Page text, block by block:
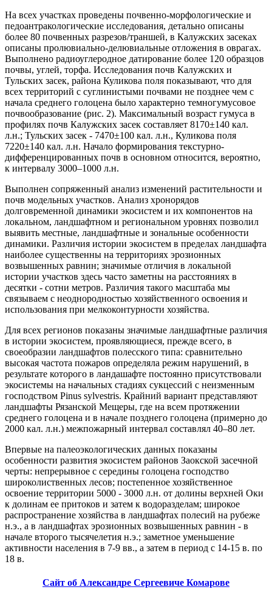
На всех участках проведены почвенно-морфологические и
педоантракологические исследования, детально описаны
более 80 почвенных разрезов/траншей, в Калужских засеках
описаны пролювиально-делювиальные отложения в оврагах.
Выполнено радиоуглеродное датирование более 120 образцов
почвы, углей, торфа. Исследования почв Калужских и
Тульских засек, района Куликова поля показывают, что для
всех территорий с суглинистыми почвами не позднее чем с
начала среднего голоцена было характерно темногумусовое
почвообразование (рис. 2). Максимальный возраст гумуса в
профилях почв Калужских засек составляет 8170±140 кал.
л.н.; Тульских засек - 7470±100 кал. л.н., Куликова поля
7220±140 кал. л.н. Начало формирования текстурно-
дифференцированных почв в основном относится, вероятно,
к интервалу 3000–1000 л.н.
Выполнен сопряженный анализ изменений растительности и
почв модельных участков. Анализ хронорядов
долговременной динамики экосистем и их компонентов на
локальном, ландшафтном и региональном уровнях позволил
выявить местные, ландшафтные и зональные особенности
динамики. Различия истории экосистем в пределах ландшафта
наиболее существенны на территориях эрозионных
возвышенных равнин; значимые отличия в локальной
истории участков здесь часто заметны на расстояниях в
десятки - сотни метров. Различия такого масштаба мы
связываем с неоднородностью хозяйственного освоения и
использования при мелкоконтурности хозяйства.
Для всех регионов показаны значимые ландшафтные различия
в истории экосистем, проявляющиеся, прежде всего, в
своеобразии ландшафтов полесского типа: сравнительно
высокая частота пожаров определяла режим нарушений, в
результате которого в ландашафте постоянно присутствовали
экосистемы на начальных стадиях сукцессий с неизменным
господством Pinus sylvestris. Крайний вариант представляют
ландшафты Рязанской Мещеры, где на всем протяжении
среднего голоцена и в начале позднего голоцена (примерно до
2000 кал. л.н.) межпожарный интервал составлял 40–80 лет.
Впервые на палеоэкологических данных показаны
особенности развития экосистем районов Заокской засечной
черты: непрерывное с середины голоцена господство
широколиственных лесов; постепенное хозяйственное
освоение территории 5000 - 3000 л.н. от долины верхней Оки
к долинам ее притоков и затем к водоразделам; широкое
распространение хозяйства в ландшафтах полесий на рубеже
н.э., а в ландшафтах эрозионных возвышенных равнин - в
начале второго тысячелетия н.э.; заметное уменьшение
активности населения в 7-9 вв., а затем в период с 14-15 в. по
18 в.
Сайт об Александре Сергеевиче Комарове